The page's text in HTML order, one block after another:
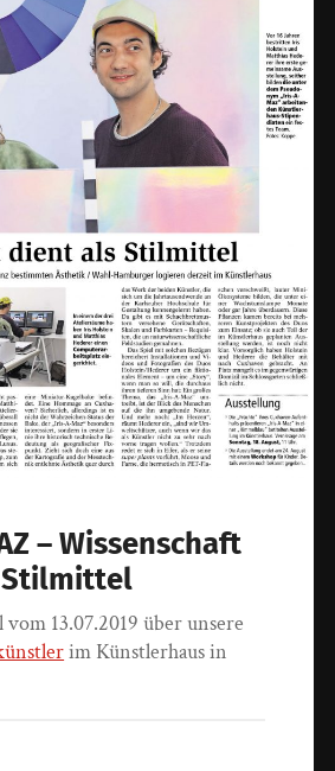
– Wissenschaft
13.07.2019 über unsere
im Künstlerhaus in